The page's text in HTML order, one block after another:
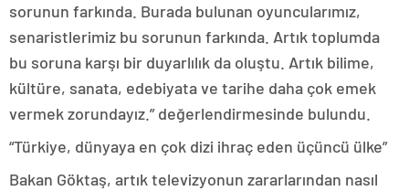
sorunun farkında. Burada bulunan oyuncularımız,
senaristlerimiz bu sorunun farkında. Artık toplumda
bu soruna karşı bir duyarlılık da oluştu. Artık bilime,
kültüre, sanata, edebiyata ve tarihe daha çok emek
vermek zorundayız.” değerlendirmesinde bulundu.
“Türkiye, dünyaya en çok dizi ihraç eden üçüncü ülke”
Bakan Göktaş, artık televizyonun zararlarından nasıl